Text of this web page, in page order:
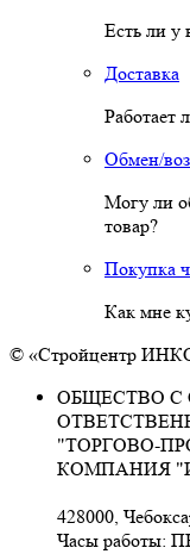
Есть ли у
Доставка
Работает
Обмен/
Могу ли
товар?
Покупка
Как мне
© «Стройцентр
ОБЩЕСТВО С
"ТОРГОВО-
КОМПАНИЯ
428000,
Часы работы: